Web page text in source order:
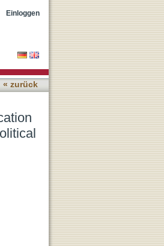
Einloggen
« zurück